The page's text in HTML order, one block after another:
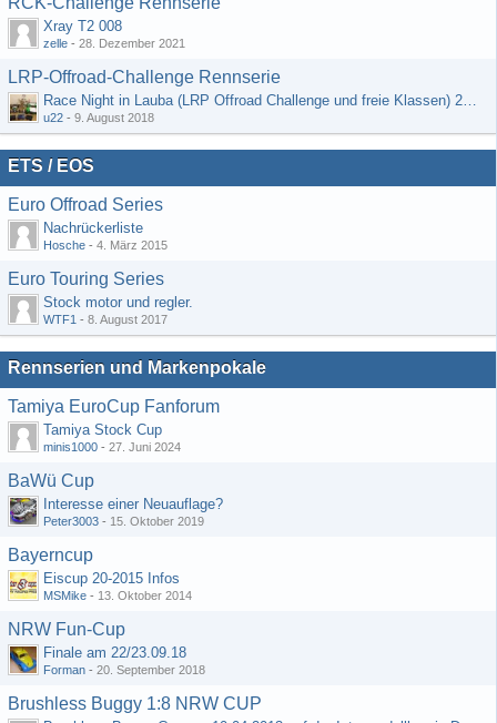
Xray T2 008
zelle - 28. Dezember 2021
LRP-Offroad-Challenge Rennserie
Race Night in Lauba (LRP Offroad Challenge und freie Klassen) 25/26.08
u22 - 9. August 2018
ETS / EOS
Euro Offroad Series
Nachrückerliste
Hosche - 4. März 2015
Euro Touring Series
Stock motor und regler.
WTF1 - 8. August 2017
Rennserien und Markenpokale
Tamiya EuroCup Fanforum
Tamiya Stock Cup
minis1000 - 27. Juni 2024
BaWü Cup
Interesse einer Neuauflage?
Peter3003 - 15. Oktober 2019
Bayerncup
Eiscup 20-2015 Infos
MSMike - 13. Oktober 2014
NRW Fun-Cup
Finale am 22/23.09.18
Forman - 20. September 2018
Brushless Buggy 1:8 NRW CUP